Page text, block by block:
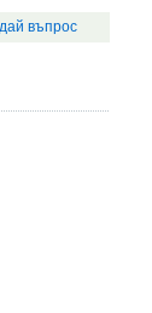
въпрос